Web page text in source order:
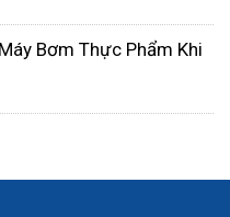
phá vỡ như cao
nhựa, gốm sứ, thủy
phi kim loại này có
Bơm Thực Phẩm Khi